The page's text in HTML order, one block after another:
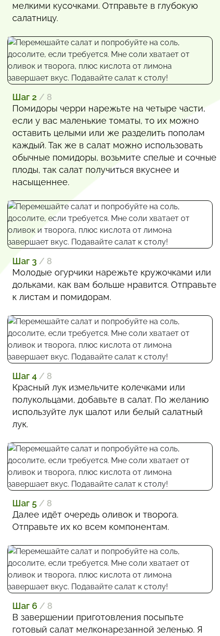
мелкими кусочками. Отправьте в глубокую
салатницу.
Шаг 2 / 8
Помидоры черри нарежьте на четыре части,
если у вас маленькие томаты, то их можно
оставить целыми или же разделить пополам
каждый. Так же в салат можно использовать
обычные помидоры, возьмите спелые и сочные
плоды, так салат получиться вкуснее и
насыщеннее.
Шаг 3 / 8
Молодые огурчики нарежьте кружочками или
дольками, как вам больше нравится. Отправьте
к листам и помидорам.
Шаг 4 / 8
Красный лук измельчите колечками или
полукольцами, добавьте в салат. По желанию
используйте лук шалот или белый салатный
лук.
Шаг 5 / 8
Далее идёт очередь оливок и творога.
Отправьте их ко всем компонентам.
Шаг 6 / 8
В завершении приготовления посыпьте
готовый салат мелконарезанной зеленью. Я